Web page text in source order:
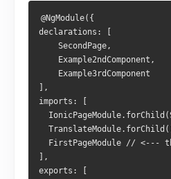
@NgModule({
declarations :
SecondPage,
Example2ndComponent ,
Example3rdComponent
],
imports :
IonicPageModule. forChild (
TranslateModule. forChild
FirstPageModule // <---
],
exports :